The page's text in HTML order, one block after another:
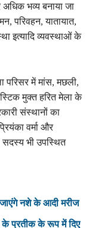
भव्य बनाया जा
परिवहन, यातायात,
इत्यादि व्यवस्थाओं के
परिसर में मांस, मछली,
मुक्त हरित मेला के
संस्थानों का
वर्मा और
सदस्य भी उपस्थित
नशे के आदी मरीज
के प्रतीक के रूप में दिए